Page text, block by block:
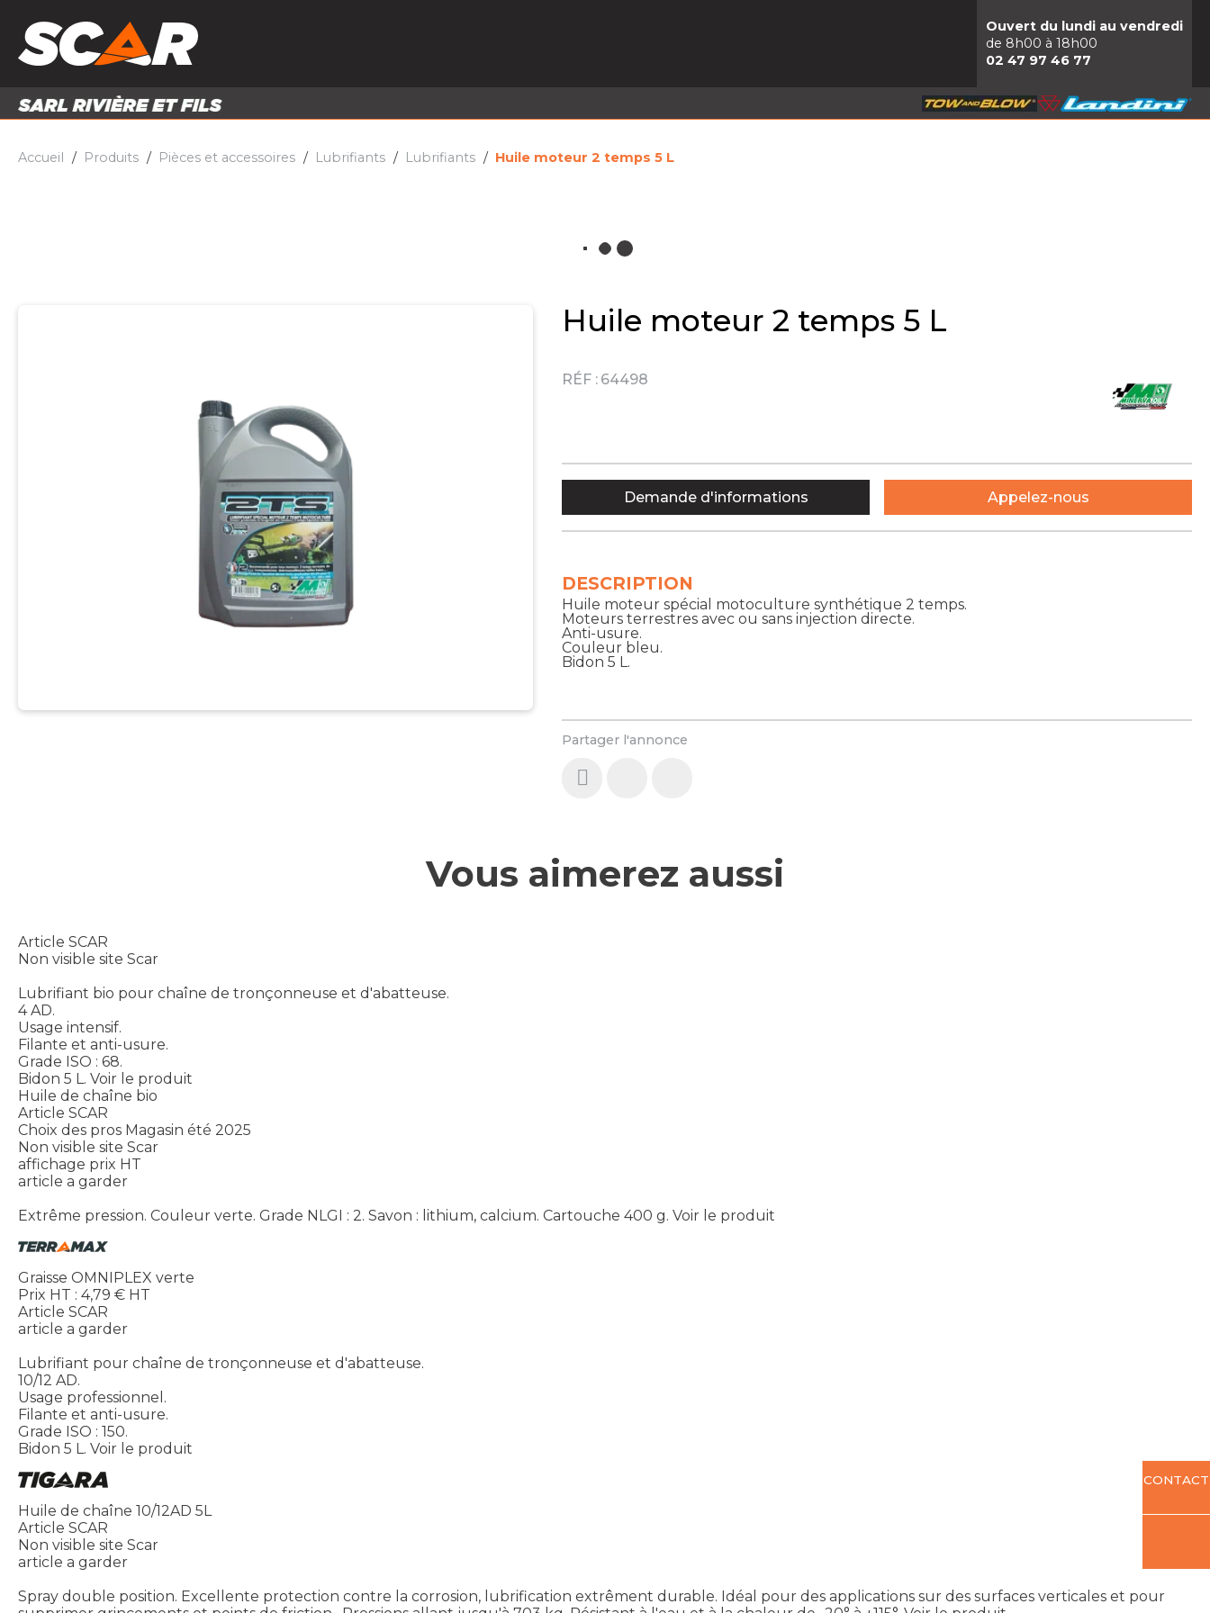
PIÈCES ET ACCESSOIRES
Ouvert du lundi au vendredi
de 8h00 à 18h00
02 47 97 46 77
Accueil Produits Pièces et accessoires Lubrifiants Lubrifiants Huile moteur 2 temps 5 L
Huile moteur 2 temps 5 L
RÉF : 64498
Partager l'annonce
DESCRIPTION
Huile moteur spécial motoculture synthétique 2 temps.
Moteurs terrestres avec ou sans injection directe.
Anti-usure.
Couleur bleu.
Bidon 5 L.
Demande d'informations Appelez-nous
Vous aimerez aussi
Article SCAR
Non visible site Scar
Lubrifiant bio pour chaîne de tronçonneuse et d'abatteuse.
4 AD.
Usage intensif.
Filante et anti-usure.
Grade ISO : 68.
Bidon 5 L. Voir le produit
Huile de chaîne bio
Article SCAR
Choix des pros Magasin été 2025
Non visible site Scar
affichage prix HT
article a garder
Extrême pression. Couleur verte. Grade NLGI : 2. Savon : lithium, calcium. Cartouche 400 g. Voir le produit
Graisse OMNIPLEX verte
Prix HT : 4,79 € HT
Article SCAR
article a garder
Lubrifiant pour chaîne de tronçonneuse et d'abatteuse.
10/12 AD.
Usage professionnel.
Filante et anti-usure.
Grade ISO : 150.
Bidon 5 L. Voir le produit
Huile de chaîne 10/12AD 5L
Article SCAR
Non visible site Scar
article a garder
Spray double position. Excellente protection contre la corrosion, lubrification extrêment durable. Idéal pour des applications sur des surfaces verticales et pour
CONTACT